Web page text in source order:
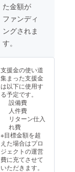
た金額が
ファンディ
ングされま
す。
支援金の使い道
集まった支援金
は以下に使用す
る予定です。
設備費
人件費
リターン仕入
れ費
※目標金額を超
えた場合はプロ
ジェクトの運営
費に充てさせて
いただきます。